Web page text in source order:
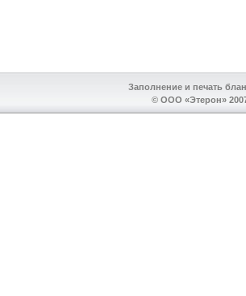
Заполнение и печать
© ООО «Этерон»